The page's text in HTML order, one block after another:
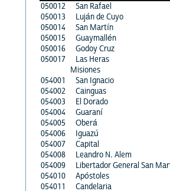
050012
San Rafael
050013
Luján de Cuyo
050014
San Martín
050015
Guaymallén
050016
Godoy Cruz
050017
Las Heras
Misiones
054001
San Ignacio
054002
Cainguas
054003
El Dorado
054004
Guaraní
054005
Oberá
054006
Iguazú
054007
Capital
054008
Leandro N. Alem
054009
Libertador General San
054010
Apóstoles
054011
Candelaria